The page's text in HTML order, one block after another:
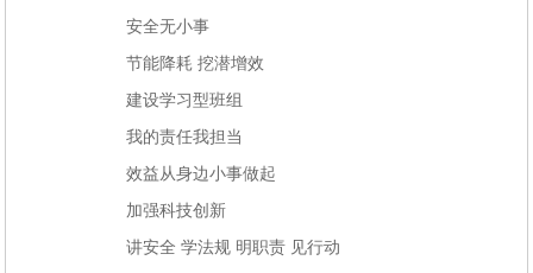
安全无小事
节能降耗 挖潜增效
建设学习型班组
我的责任我担当
效益从身边小事做起
加强科技创新
讲安全 学法规 明职责 见行动